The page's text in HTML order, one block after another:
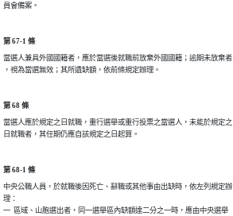
員會備案。
第 67-1 條
當選人兼具外國國籍者，應於當選後就職前放棄外國國籍；逾期未放棄者
，視為當選無效；其所遺缺額，依前條規定辦理。
第 68 條
當選人應於規定之日就職，重行選舉或重行投票之當選人，未能於規定之
第 68-1 條
中央公職人員，於就職後因死亡、辭職或其他事由出缺時，依左列規定辦
理：
一  區域、山胞選出者，同一選舉區內缺額達二分之一時，應由中央選舉